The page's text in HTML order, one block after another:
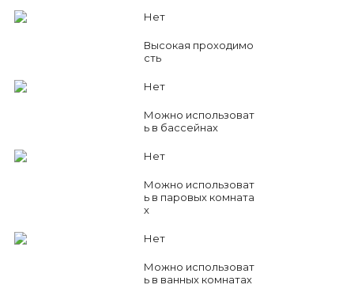
Нет
Высокая проходимо
сть
Нет
Можно использоват
ь в бассейнах
Нет
Можно использоват
ь в паровых комната
х
Нет
Можно использоват
ь в ванных комнатах